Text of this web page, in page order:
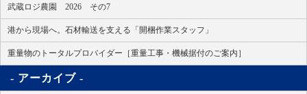
武蔵ロジ農園 2026 その7
港から現場へ。石材輸送を支える「開梱作業スタッフ」
重量物のトータルプロバイダー［重量工事・機械据付のご案内］
アーカイブ